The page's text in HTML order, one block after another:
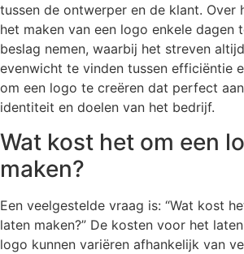
tussen de ontwerper en de klant. Over
het maken van een logo enkele dagen
beslag nemen, waarbij het streven
evenwicht te vinden tussen efficiëntie
om een logo te creëren dat perfect
identiteit en doelen van het bedrijf.
Wat kost het om een
maken?
Een veelgestelde vraag is: “Wat kost
laten maken?” De kosten voor het
logo kunnen variëren afhankelijk van